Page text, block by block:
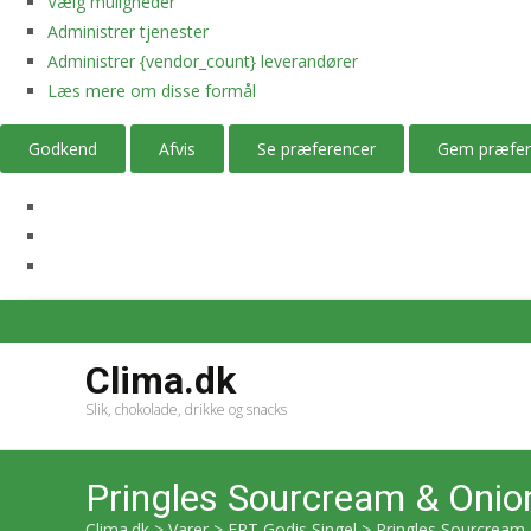
Administrer tjenester
Administrer {vendor_count} leverandører
Læs mere om disse formål
Godkend Afvis Se præferencer Gem
Clima.dk
Slik, chokolade, drikke og snacks
Pringles Sourcream &